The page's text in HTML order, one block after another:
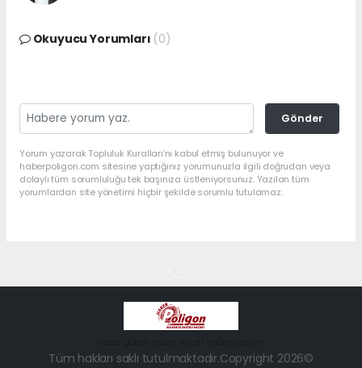
Okuyucu Yorumları (0)
Gönder
Yorum yazarak Topluluk Kuralları’nı kabul etmiş bulunuyor ve
haberpoligon.com sitesine yaptığınız yorumunuzla ilgili doğrudan veya
dolaylı tüm sorumluluğu tek başınıza üstleniyorsunuz. Yazılan tüm
yorumlardan site yönetimi hiçbir şekilde sorumlu tutulamaz.
Tüm hakları saklı tutulmaktadır.Copyright 2026©